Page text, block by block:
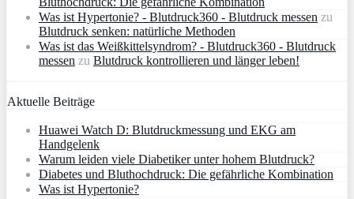
Was ist Hypertonie? - Blutdruck360 - Blutdruck messen zu
Blutdruck senken: natürliche Methoden
Was ist das Weißkittelsyndrom? - Blutdruck360 - Blutdruck
messen zu Blutdruck kontrollieren und länger leben!
Aktuelle Beiträge
Huawei Watch D: Blutdruckmessung und EKG am
Handgelenk
Warum leiden viele Diabetiker unter hohem Blutdruck?
Diabetes und Bluthochdruck: Die gefährliche Kombination
Was ist Hypertonie?